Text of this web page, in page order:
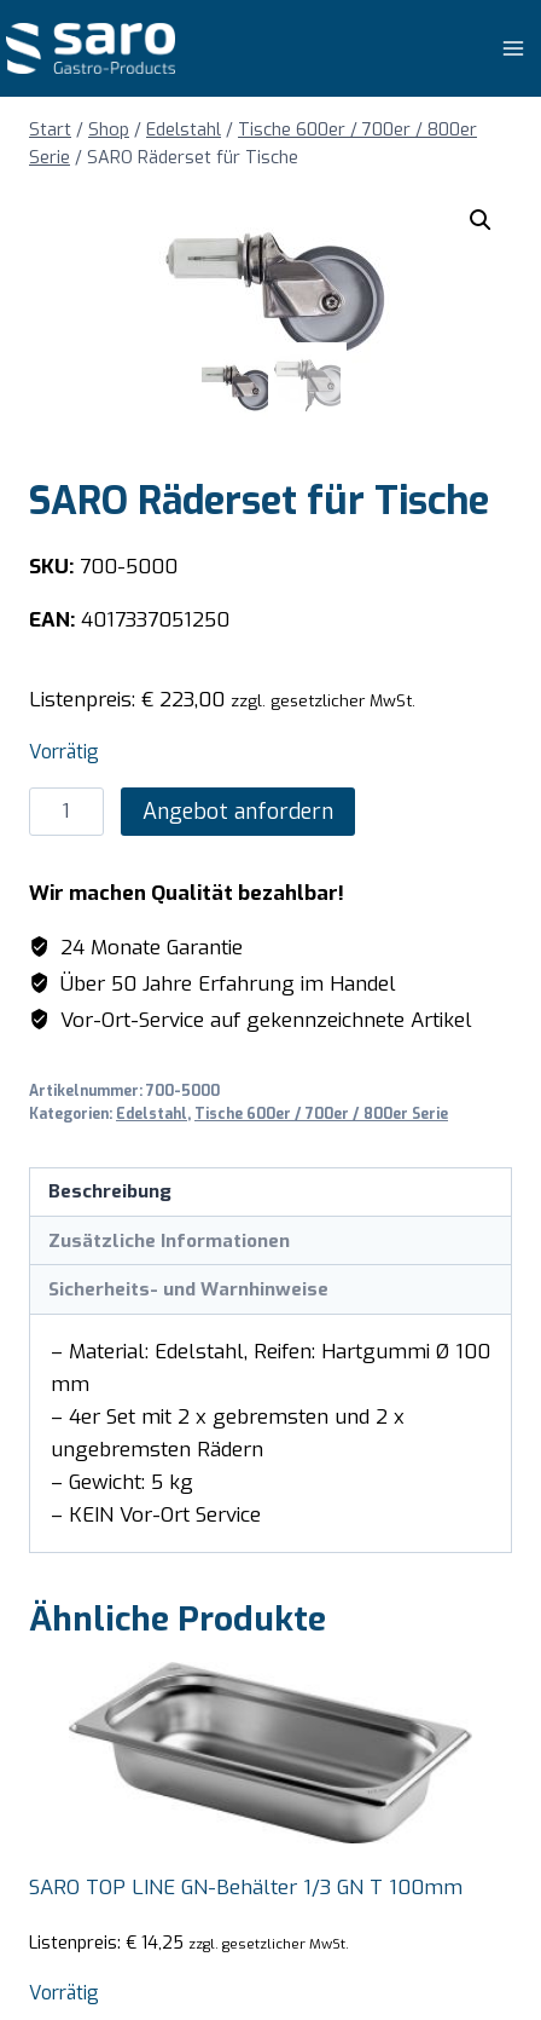
Inhalt
springen
Start / Shop / Edelstahl / Tische 600er / 700er / 800er
Serie / SARO Räderset für Tische
SARO Räderset für Tische
SKU: 700-5000
EAN: 4017337051250
Listenpreis: € 223,00 zzgl. gesetzlicher MwSt.
Vorrätig
SARO
Räderset
Tische
Menge
Angebot anfordern
Wir machen Qualität bezahlbar!
24 Monate Garantie
Über 50 Jahre Erfahrung im Handel
Vor-Ort-Service auf gekennzeichnete Artikel
Artikelnummer:700-5000
Kategorien: Edelstahl, Tische 600er / 700er / 800er Serie
Beschreibung
Zusätzliche Informationen
Sicherheits- und Warnhinweise
– Material: Edelstahl, Reifen: Hartgummi Ø 100
mm
– 4er Set mit 2 x gebremsten und 2 x
ungebremsten Rädern
– Gewicht: 5 kg
– KEIN Vor-Ort Service
Ähnliche Produkte
SARO TOP LINE GN-Behälter 1/3 GN T 100mm
Listenpreis: € 14,25 zzgl. gesetzlicher MwSt.
Vorrätig